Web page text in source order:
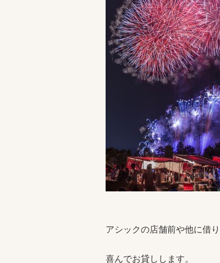
アシックの店舗前や他に借
喜んでお貸しします。